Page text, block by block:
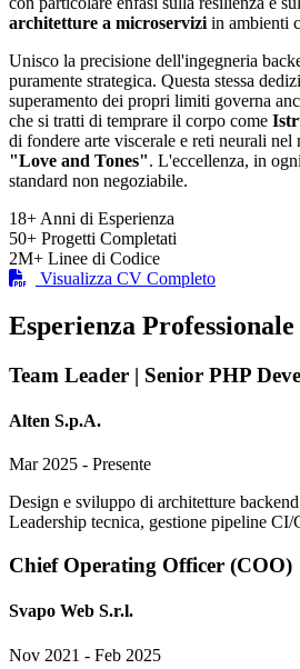
architetture a microservizi in ambienti
Unisco la precisione dell'ingegneria
puramente strategica. Questa stessa
superamento dei propri limiti governa
che si tratti di temprare il corpo come
di fondere arte viscerale e reti neurali nel
"Love and Tones". L'eccellenza, in
standard non negoziabile.
18+ Anni di Esperienza
50+ Progetti Completati
2M+ Linee di Codice
Visualizza CV Completo
Esperienza Professionale
Team Leader | Senior PHP
Alten S.p.A.
Mar 2025 - Presente
Design e sviluppo di architetture
Leadership tecnica, gestione pipeline
Chief Operating Officer (COO)
Svapo Web S.r.l.
Nov 2021 - Feb 2025